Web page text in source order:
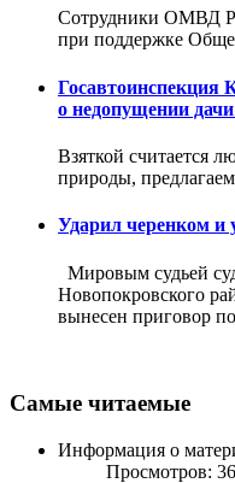
Сотрудники ОМВД
при поддержке
Госавтоинспекция
о недопущении
Взяткой считается
природы,
Ударил черенком и
Мировым судьей
Новопокровского
вынесен приговор
Самые читаемые
Информация о
Просмотров: